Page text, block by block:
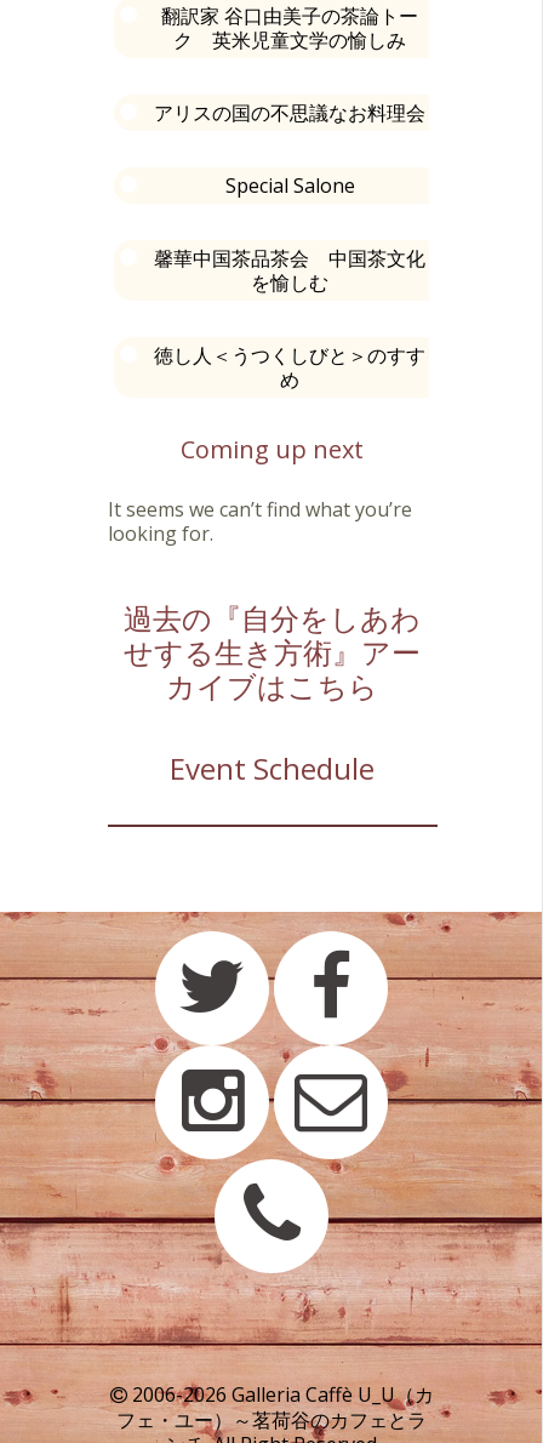
翻訳家 谷口由美子の茶論トー
ク 英米児童文学の愉しみ
アリスの国の不思議なお料理会
Special Salone
馨華中国茶品茶会 中国茶文化
を愉しむ
徳し人＜うつくしびと＞のすす
め
Coming up next
It seems we can’t find what you’re
looking for.
過去の『自分をしあわ
せする生き方術』アー
カイブはこちら
Event Schedule
2006-2026 Galleria Caffè U_U（カ
フェ・ユー）～茗荷谷のカフェとラ